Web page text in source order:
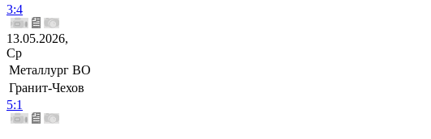
3:4
13.05.2026,
Ср
Металлург ВО
Гранит-Чехов
5:1